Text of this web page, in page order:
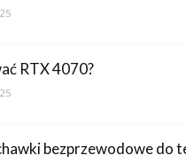
RTX 4070?
bezprzewodowe do